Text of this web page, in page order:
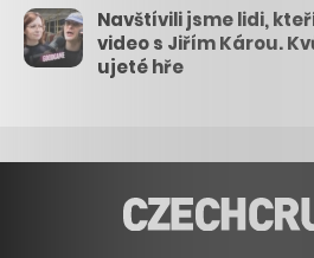
Navštívili jsme lidi,
video s Jiřím Károu.
ujeté hře